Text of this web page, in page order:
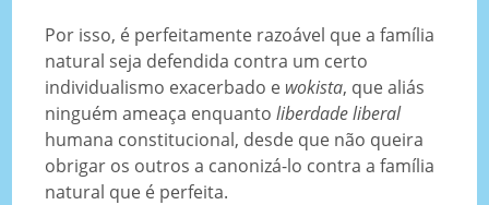
Por isso, é perfeitamente razoável que a família
natural seja defendida contra um certo
individualismo exacerbado e wokista, que aliás
ninguém ameaça enquantoliberdade liberal
humana constitucional, desde que não queira
obrigar os outros a canonizá-lo contra a família
natural que é perfeita.